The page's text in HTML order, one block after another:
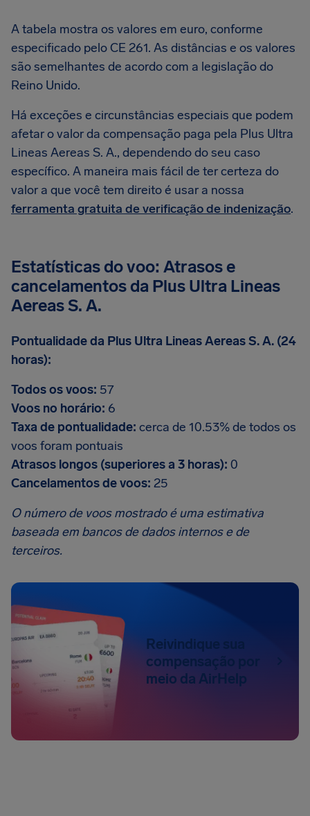
A tabela mostra os valores em euro, conforme
especificado pelo CE 261. As distâncias e os valores
são semelhantes de acordo com a legislação do
Reino Unido.
Há exceções e circunstâncias especiais que podem
afetar o valor da compensação paga pela Plus Ultra
Lineas Aereas S. A., dependendo do seu caso
específico. A maneira mais fácil de ter certeza do
valor a que você tem direito é usar a nossa
ferramenta gratuita de verificação de indenização.
Estatísticas do voo: Atrasos e
cancelamentos da Plus Ultra Lineas
Aereas S. A.
Pontualidade da Plus Ultra Lineas Aereas S. A. (24
horas):
Todos os voos: 57
Voos no horário: 6
Taxa de pontualidade: cerca de 10.53% de todos os
voos foram pontuais
Atrasos longos (superiores a 3 horas): 0
Cancelamentos de voos: 25
O número de voos mostrado é uma estimativa
baseada em bancos de dados internos e de
terceiros.
Reivindique sua
compensação por
meio da AirHelp